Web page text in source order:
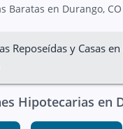
Baratas en Durango, CO
Reposeídas y Casas
Hipotecarias en